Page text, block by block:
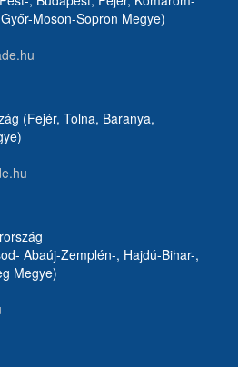
Moson-Sopron Megye)
(Fejér, Tolna, Baranya,
Abaúj-Zemplén-, Hajdú-Bihar-,
Megye)